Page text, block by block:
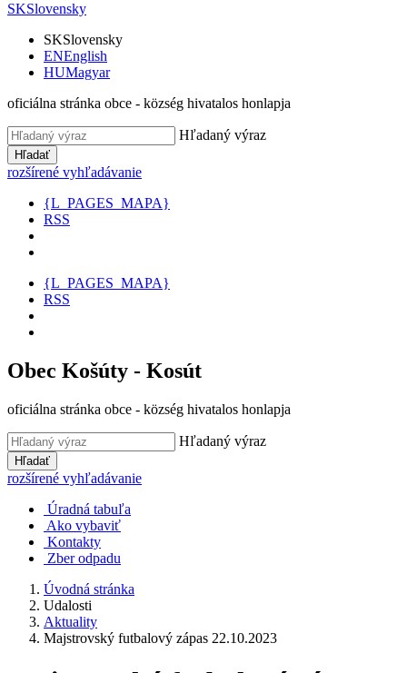
SKSlovensky
SKSlovensky
ENEnglish
HUMagyar
oficiálna stránka obce - község hivatalos honlapja
Hľadaný výraz
Hľadať
rozšírené vyhľadávanie
{L_PAGES_MAPA}
RSS
{L_PAGES_MAPA}
RSS
Obec Košúty - Kosút
oficiálna stránka obce - község hivatalos honlapja
Hľadaný výraz
Hľadať
rozšírené vyhľadávanie
Úradná tabuľa
Ako vybaviť
Kontakty
Zber odpadu
Úvodná stránka
Udalosti
Aktuality
Majstrovský futbalový zápas 22.10.2023